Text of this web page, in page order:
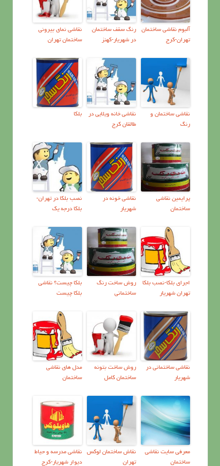
آلبوم نقاشی ساختمان
تهران-کرج
رنگ سقف ساختمان
در شهریار-کهنز
نقاشی نمای بیرونی
ساختمان تهران
نقاشي ساختمان و
رنگ
نقاشی خانه ویلایی در
طالقان کرج
بلکا
پرايمين نقاشی
ساختمان
نقاشی خونه در
شهریار
نصب بلکا در تهران-
بلکا درجه یک
اجرای بلکا-نصب بلکا
تهران شهریار
روش ساخت رنگ
ساختمانی
بلکا چیست؟ نقاشی
بلکا چیست
نقاشی ساختمانی در
شهریار
روش ساخت بتونه
ساختمان کامل
مدل های نقاشی
ساختمان
معرفي سايت نقاشي
ساختمان
نقاش ساختمان لوكس
تهران
نقاشی مدرسه و حیاط
دیوار شهریار-کرج